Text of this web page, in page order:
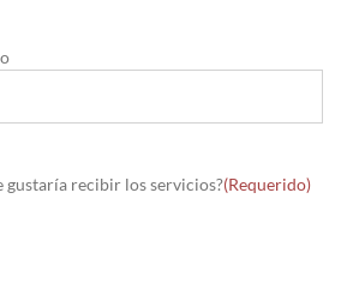
gustaría recibir los servicios?(Requerido)